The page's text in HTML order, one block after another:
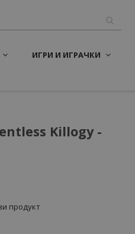
ИГРИ И ИГРАЧКИ
Killogy -
продукт